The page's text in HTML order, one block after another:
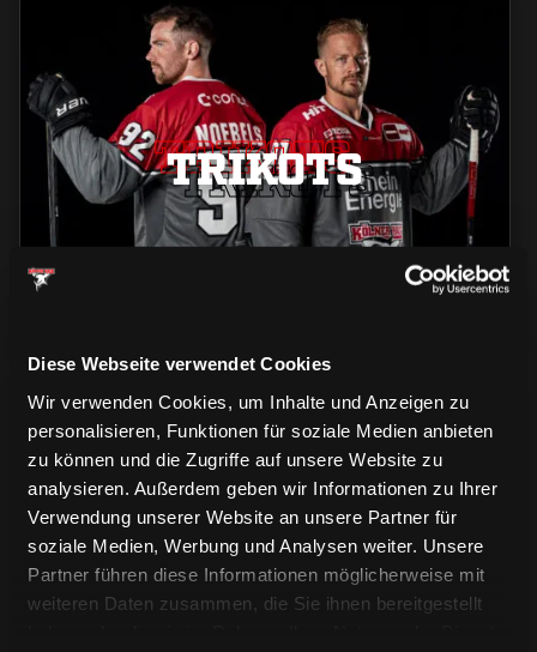
Diese Webseite verwendet Cookies
Wir verwenden Cookies, um Inhalte und Anzeigen zu
personalisieren, Funktionen für soziale Medien anbieten
zu können und die Zugriffe auf unsere Website zu
analysieren. Außerdem geben wir Informationen zu Ihrer
Verwendung unserer Website an unsere Partner für
soziale Medien, Werbung und Analysen weiter. Unsere
Partner führen diese Informationen möglicherweise mit
weiteren Daten zusammen, die Sie ihnen bereitgestellt
TRIKOTS
TRIKOTS
TRIKOTS
CAPS & CO
CAPS & CO
CAPS & CO